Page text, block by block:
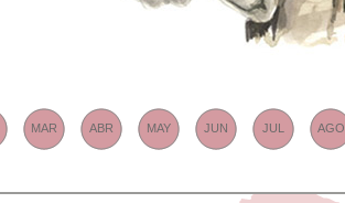
MAR ABR MAY JUN JUL AGO